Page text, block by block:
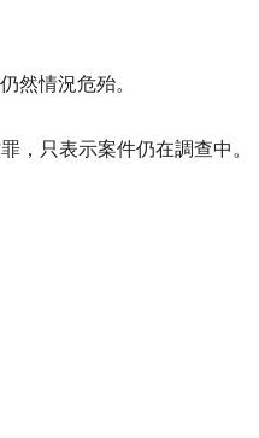
然情況危殆。
，只表示案件仍在調查中。